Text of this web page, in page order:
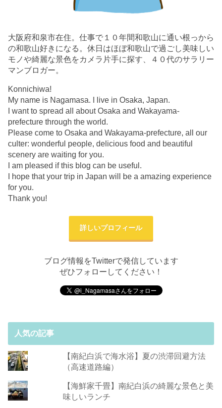
大阪府和泉市在住。仕事で１０年間和歌山に通い根っから
の和歌山好きになる。休日はほぼ和歌山で過ごし美味しい
モノや綺麗な景色をカメラ片手に探す、４０代のサラリー
マンブロガー。
Konnichiwa!
My name is Nagamasa. I live in Osaka, Japan.
I want to spread all about Osaka and Wakayama-
prefecture through the world.
Please come to Osaka and Wakayama-prefecture, all our
culter: wonderful people, delicious food and beautiful
scenery are waiting for you.
I am pleased if this blog can be useful.
I hope that your trip in Japan will be a amazing experience
for you.
Thank you!
詳しいプロフィール
ブログ情報をTwitterで発信しています
ぜひフォローしてください！
人気の記事
【南紀白浜で海水浴】夏の渋滞回避方法
（高速道路編）
【海鮮家千畳】南紀白浜の綺麗な景色と美
味しいランチ